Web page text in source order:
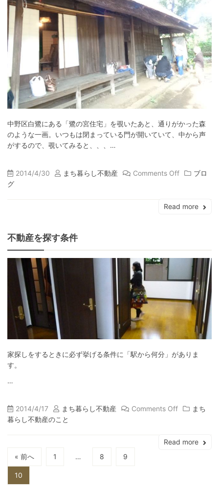
中野区白鷺にある「鷺の宮住宅」を覗いたあと、通りがかった森
のような一画。いつもは閉まっている門が開いていて、中から声
がするので、覗いてみると、、、…
2014/4/30 まち暮らし不動産 Comments Off
ブロ
グ
Read more
不動産を探す条件
家探しをするときに必ず挙げる条件に「駅から何分」がありま
す。
…
2014/4/17 まち暮らし不動産 Comments Off
まち
暮らし不動産のこと
Read more
« 前へ
1 … 8 9
10